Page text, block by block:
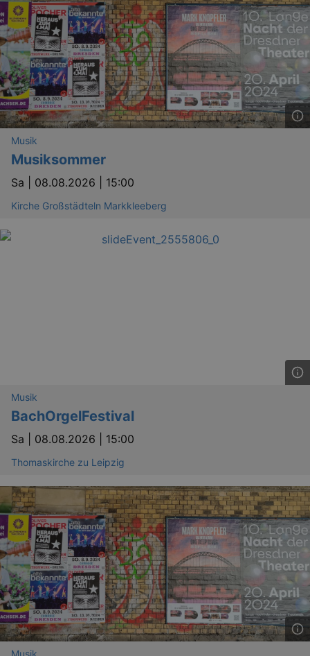
Musik
Musiksommer
Sa | 08.08.2026 | 15:00
Kirche Großstädteln Markkleeberg
Musik
BachOrgelFestival
Sa | 08.08.2026 | 15:00
Thomaskirche zu Leipzig
Musik